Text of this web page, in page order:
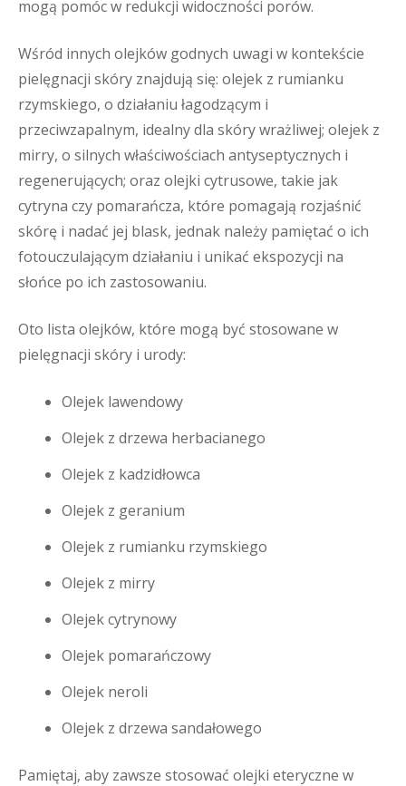
mogą pomóc w redukcji widoczności porów.
Wśród innych olejków godnych uwagi w kontekście
pielęgnacji skóry znajdują się: olejek z rumianku
rzymskiego, o działaniu łagodzącym i
przeciwzapalnym, idealny dla skóry wrażliwej; olejek z
mirry, o silnych właściwościach antyseptycznych i
regenerujących; oraz olejki cytrusowe, takie jak
cytryna czy pomarańcza, które pomagają rozjaśnić
skórę i nadać jej blask, jednak należy pamiętać o ich
fotouczulającym działaniu i unikać ekspozycji na
słońce po ich zastosowaniu.
Oto lista olejków, które mogą być stosowane w
pielęgnacji skóry i urody:
Olejek lawendowy
Olejek z drzewa herbacianego
Olejek z kadzidłowca
Olejek z geranium
Olejek z rumianku rzymskiego
Olejek z mirry
Olejek cytrynowy
Olejek pomarańczowy
Olejek neroli
Olejek z drzewa sandałowego
Pamiętaj, aby zawsze stosować olejki eteryczne w